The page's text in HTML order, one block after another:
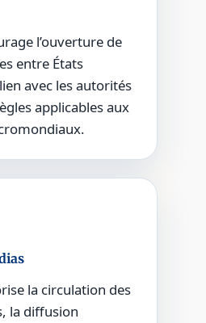
l’ouverture de
entre États
avec les autorités
applicables aux
la circulation des
la diffusion